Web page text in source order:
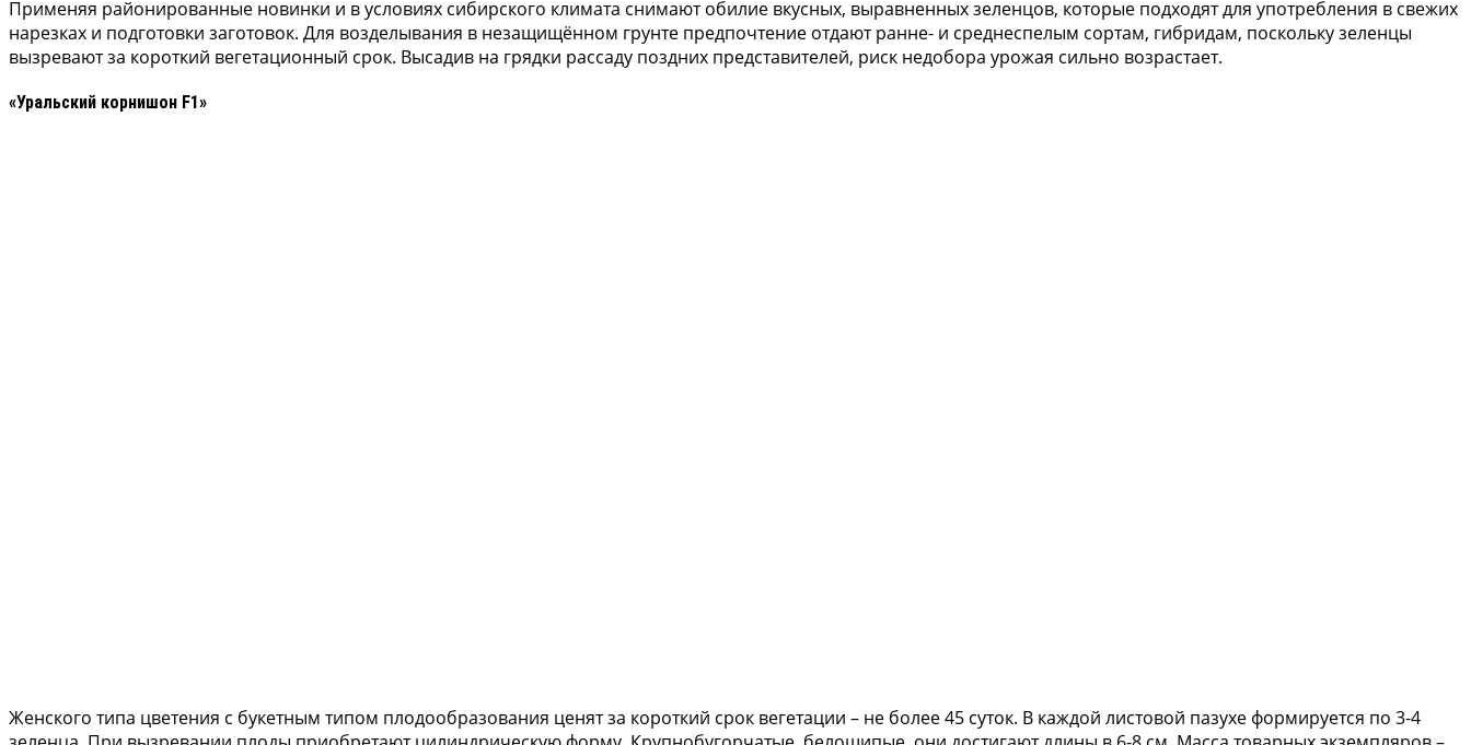
Применяя районированные новинки и в условиях сибирского климата снимают обилие вкусных, выравненных зеленцов, которые подходят для употребления в свежих
нарезках и подготовки заготовок. Для возделывания в незащищённом грунте предпочтение отдают ранне- и среднеспелым сортам, гибридам, поскольку зеленцы
вызревают за короткий вегетационный срок. Высадив на грядки рассаду поздних представителей, риск недобора урожая сильно возрастает.
«Уральский корнишон F1»
Женского типа цветения с букетным типом плодообразования ценят за короткий срок вегетации – не более 45 суток. В каждой листовой пазухе формируется по 3-4